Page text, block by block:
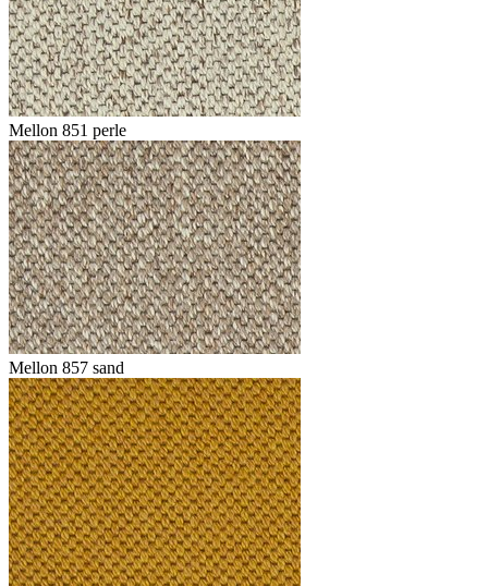
Mellon 851 perle
Mellon 857 sand